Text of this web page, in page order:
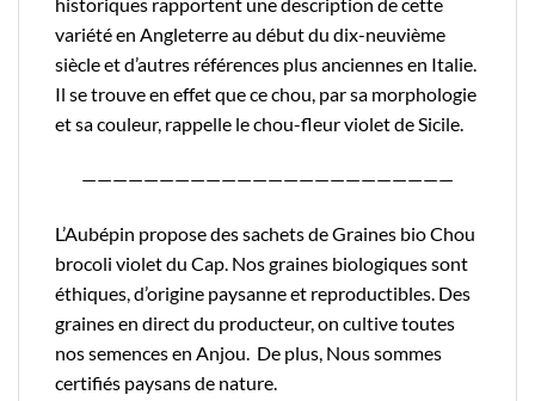
variété en Angleterre au début du dix-neuvième
siècle et d’autres références plus anciennes en Italie.
Il se trouve en effet que ce chou, par sa morphologie
et sa couleur, rappelle le chou-fleur violet de Sicile.
————————————————————————
L’Aubépin propose des sachets de Graines bio Chou
brocoli violet du Cap. Nos graines biologiques sont
éthiques, d’origine paysanne et reproductibles. Des
graines en direct du producteur, on cultive toutes
nos semences en Anjou. De plus, Nous sommes
certifiés paysans de nature.